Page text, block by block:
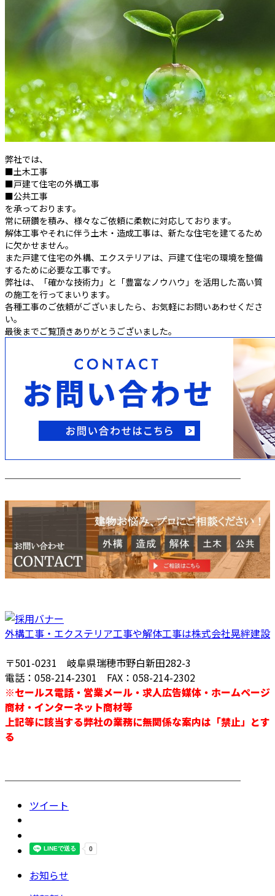
弊社では、
■土木工事
■戸建て住宅の外構工事
■公共工事
を承っております。
常に研鑽を積み、様々なご依頼に柔軟に対応しております。
解体工事やそれに伴う土木・造成工事は、新たな住宅を建てるため
に欠かせません。
また戸建て住宅の外構、エクステリアは、戸建て住宅の環境を整備
するために必要な工事です。
弊社は、「確かな技術力」と「豊富なノウハウ」を活用した高い質
の施工を行ってまいります。
各種工事のご依頼がございましたら、お気軽にお問いあわせくださ
い。
最後までご覧頂きありがとうございました。
────────────────────────
外構工事・エクステリア工事や解体工事は株式会社晃絆建設
〒501-0231 岐阜県瑞穂市野白新田282-3
電話：058-214-2301 FAX：058-214-2302
※セールス電話・営業メール・求人広告媒体・ホームページ
商材・インターネット商材等
上記等に該当する弊社の業務に無関係な案内は「禁止」とす
る
────────────────────────
ツイート
お知らせ